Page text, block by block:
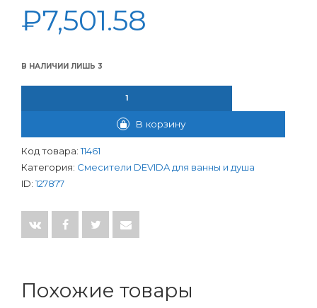
₽7,501.58
В НАЛИЧИИ ЛИШЬ 3
В корзину
Код товара: 11461
Категория: Смесители DEVIDA для ванны и душа
ID: 127877
Похожие товары